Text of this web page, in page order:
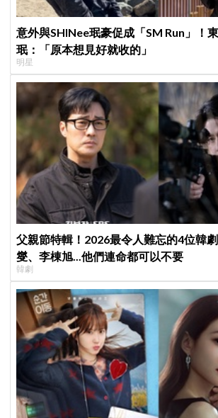
意外與SHINee珉豪促成「SM Run」！
珉：「原本想見好就收的」
明星
父親節特輯！2026最令人難忘的4位韓
燮、李棟旭...他們連命都可以不要
韓劇